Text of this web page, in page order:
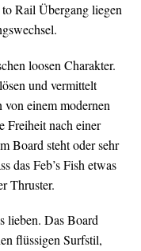
Rail Übergang liegen
loosen Charakter.
und vermittelt
von einem modernen
Freiheit nach einer
Board steht oder sehr
das Feb’s Fish etwas
Thruster.
lieben. Das Board
flüssigen Surfstil,